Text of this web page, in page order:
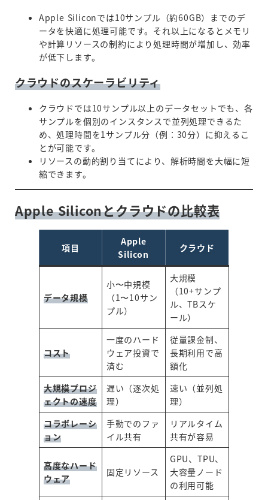
Apple Siliconでは10サンプル（約60GB）までのデ
ータを快適に処理可能です。それ以上になるとメモリ
や計算リソースの制約により処理時間が増加し、効率
が低下します。
クラウドのスケーラビリティ
クラウドでは10サンプル以上のデータセットでも、各
サンプルを個別のインスタンスで並列処理できるた
め、処理時間を1サンプル分（例：30分）に抑えるこ
とが可能です。
リソースの動的割り当てにより、解析時間を大幅に短
縮できます。
Apple Siliconとクラウドの比較表
項目
Apple
Silicon
クラウド
データ規模
小〜中規模
（1〜10サン
プル）
大規模
（10+サンプ
ル、TBスケ
ール）
コスト
一度のハード
ウェア投資で
済む
従量課金制、
長期利用で高
額化
大規模プロジ
ェクトの速度
遅い（逐次処
理）
速い（並列処
理）
コラボレーシ
ョン
手動でのファ
イル共有
リアルタイム
共有が容易
高度なハード
ウェア
固定リソース
GPU、TPU、
大容量ノード
の利用可能